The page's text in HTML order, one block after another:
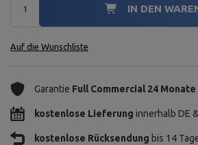
IN DEN
Auf die Wunschliste
Garantie Full Commercial 24 Monate
kostenlose Lieferung innerhalb DE
kostenlose Rücksendung bis 14